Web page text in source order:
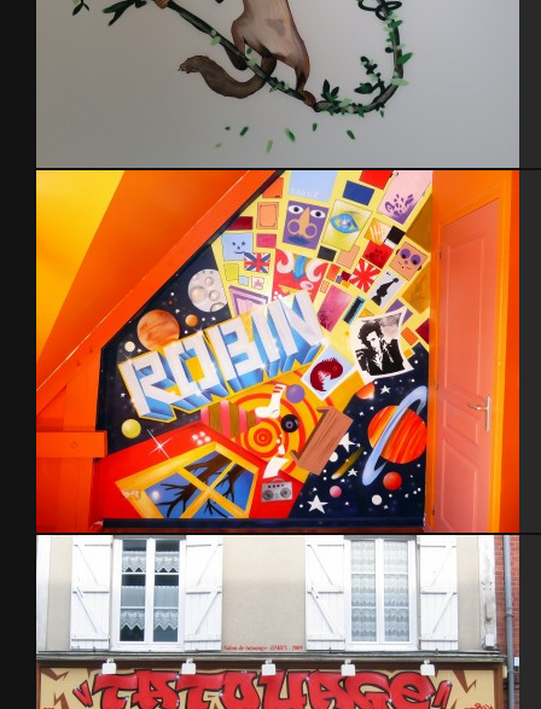
Graff Buck, pirates de la jungle
Chambre Robin